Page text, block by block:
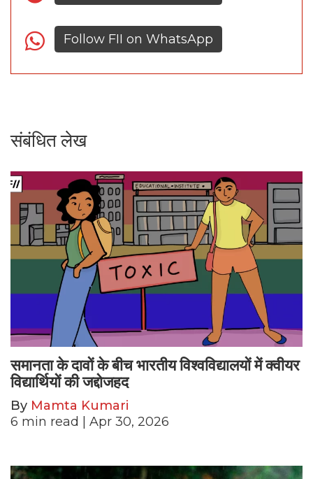
Follow FII on WhatsApp
संबंधित लेख
समानता के दावों के बीच भारतीय विश्वविद्यालयों में क्वीयर
विद्यार्थियों की जद्दोजहद
By Mamta Kumari
6 min read | Apr 30, 2026